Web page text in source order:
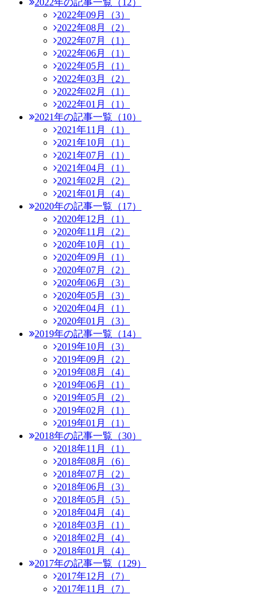
2022年の記事一覧（12）
2022年09月（3）
2022年08月（2）
2022年07月（1）
2022年06月（1）
2022年05月（1）
2022年03月（2）
2022年02月（1）
2022年01月（1）
2021年の記事一覧（10）
2021年11月（1）
2021年10月（1）
2021年07月（1）
2021年04月（1）
2021年02月（2）
2021年01月（4）
2020年の記事一覧（17）
2020年12月（1）
2020年11月（2）
2020年10月（1）
2020年09月（1）
2020年07月（2）
2020年06月（3）
2020年05月（3）
2020年04月（1）
2020年01月（3）
2019年の記事一覧（14）
2019年10月（3）
2019年09月（2）
2019年08月（4）
2019年06月（1）
2019年05月（2）
2019年02月（1）
2019年01月（1）
2018年の記事一覧（30）
2018年11月（1）
2018年08月（6）
2018年07月（2）
2018年06月（3）
2018年05月（5）
2018年04月（4）
2018年03月（1）
2018年02月（4）
2018年01月（4）
2017年の記事一覧（129）
2017年12月（7）
2017年11月（7）